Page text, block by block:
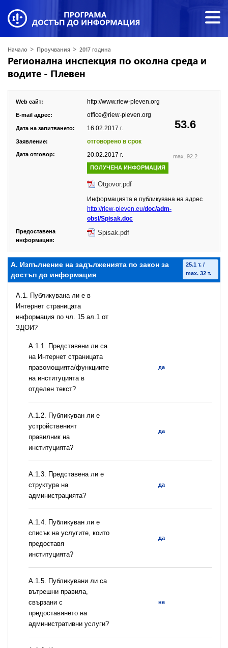
Начало > Проучвания > 2017 година
Регионална инспекция по околна среда и
водите - Плевен
53.6
max. 92.2
Web сайт: http://www.riew-pleven.org
E-mail адрес: office@riew-pleven.org
Дата на запитването: 16.02.2017 г.
Заявление: отговорено в срок
Дата отговор: 20.02.2017 г.
ПОЛУЧЕНА ИНФОРМАЦИЯ
Otgovor.pdf
Информацията е публикувана на адрес
http://riew-pleven.eu/doc/adm-
obsl/Spisak.doc
Предоставена
информация:
Spisak.pdf
А. Изпълнение на задълженията по закон за
достъп до информация
25.1 т. /
max. 32 т.
A.1. Публикувана ли е в
Интернет страницата
информация по чл. 15 ал.1 от
ЗДОИ?
А.1.1. Представени ли са
на Интернет страницата
правомощията/функциите
на институцията в
отделен текст?
да
А.1.2. Публикуван ли е
устройственият
правилник на
институцията?
да
A.1.3. Представена ли е
структура на
администрацията?
да
А.1.4. Публикуван ли е
списък на услугите, които
предоставя
институцията?
да
А.1.5. Публикувани ли са
вътрешни правила,
свързани с
предоставянето на
административни услуги?
не